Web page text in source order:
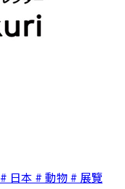
# 日本 # 動物 # 展覽